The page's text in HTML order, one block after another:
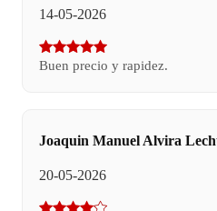
14-05-2026
Buen precio y rapidez.
Joaquin Manuel Alvira
20-05-2026